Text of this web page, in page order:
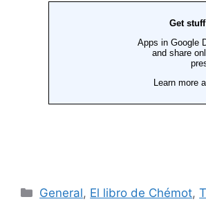
General, El libro de Chémot,